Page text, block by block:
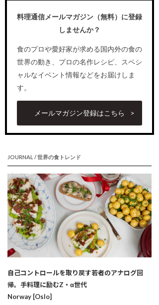
料理通信メールマガジン（無料）に登録
しませんか？
食のプロや愛好家が求める国内外の食の
世界の動き、プロの名作レシピ、スペシ
ャルなイベント情報などをお届けしま
す。
メールマガジン登録はこちら
JOURNAL / 世界の食トレンド
自己コントロールを取り戻す若者のアナログ回
帰。手料理に励むZ・α世代
Norway [Oslo]